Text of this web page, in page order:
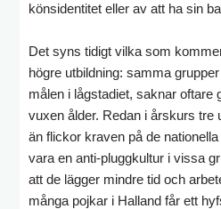
könsidentitet eller av att ha sin
Det syns tidigt vilka som
högre utbildning: samma
målen i lågstadiet, saknar oftare
vuxen ålder. Redan i årskurs tre
än flickor kraven på de
vara en anti-pluggkultur i vissa
att de lägger mindre tid och
många pojkar i Halland får ett